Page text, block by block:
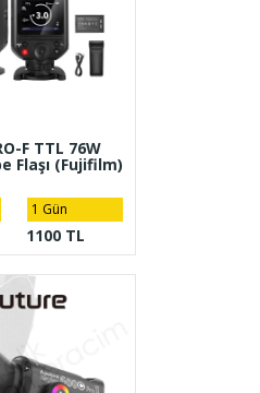
F TTL 76W
Flaşı (Fujifilm)
1 Gün
1100 TL